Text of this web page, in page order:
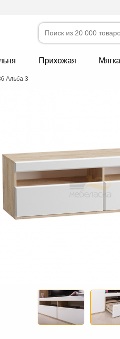
Прихожая
Альба 3